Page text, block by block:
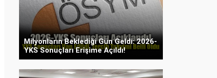
Milyonların Beklediği Gün Geldi: 2026-
YKS Sonuçları Erişime Açıldı!